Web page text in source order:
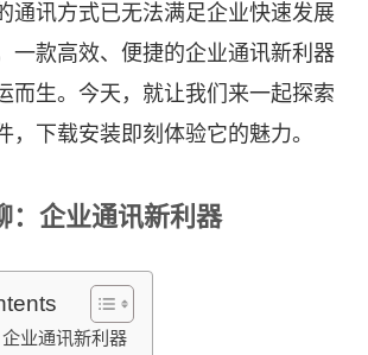
通讯方式已无法满足企业快速发展
一款高效、便捷的企业通讯新利器
而生。今天，就让我们来一起探索
，下载安装即刻体验它的魅力。
：企业通讯新利器
业通讯新利器